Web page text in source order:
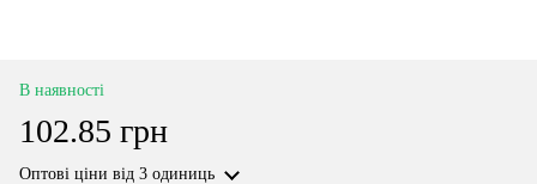
В наявності
102.85 грн
Оптові ціни від 3 одиниць